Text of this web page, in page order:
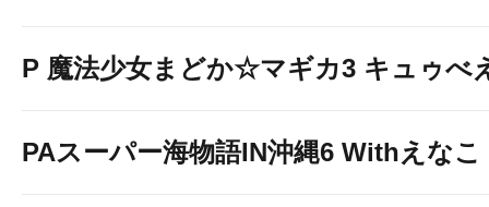
P 魔法少女まどか☆マギカ3 キュゥべ
PAスーパー海物語IN沖縄6 Withえなこ